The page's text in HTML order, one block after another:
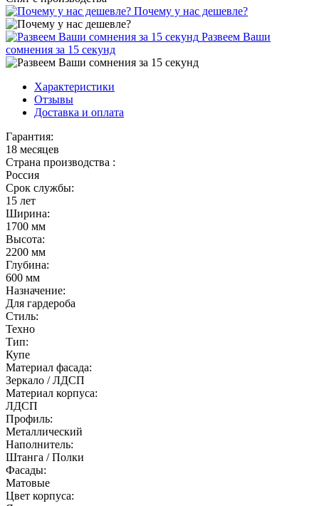
Почему у нас дешевле?
Развеем Ваши
сомнения за 15 секунд
Характеристики
Отзывы
Доставка и оплата
Гарантия:
18 месяцев
Страна производства :
Россия
Срок службы:
15 лет
Ширина:
1700 мм
Высота:
2200 мм
Глубина:
600 мм
Назначение:
Для гардероба
Стиль:
Техно
Тип:
Купе
Материал фасада:
Зеркало / ЛДСП
Материал корпуса:
ЛДСП
Профиль:
Металлический
Наполнитель:
Штанга / Полки
Фасады:
Матовые
Цвет корпуса: